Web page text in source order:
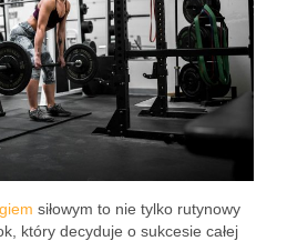
siłowym to nie tylko rutynowy
który decyduje o sukcesie całej